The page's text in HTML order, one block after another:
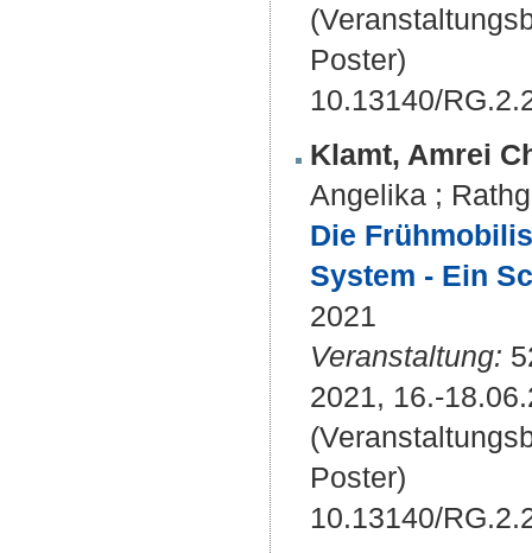
Poster)
10.13140/
Klamt, Amrei
Angelika ;
Die
System - Ein
2021
Veranstaltung:
2021, 16.-
Poster)
10.13140/